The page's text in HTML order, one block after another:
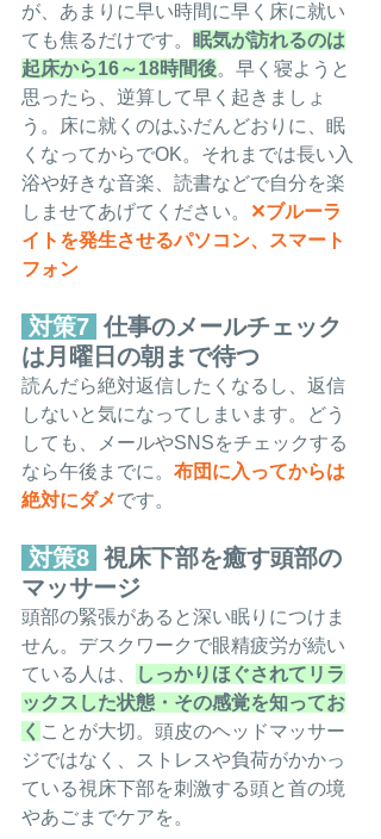
が、あまりに早い時間に早く床に就い
ても焦るだけです。 眠気が訪れるのは
起床から16～18時間後。早く寝ようと
思ったら、逆算して早く起きましょ
う。床に就くのはふだんどおりに、眠
くなってからでOK。それまでは長い入
浴や好きな音楽、読書などで自分を楽
しませてあげてください。
✕ブルーラ
イトを発生させるパソコン、スマート
フォン
対策7 仕事のメールチェック
は月曜日の朝まで待つ
読んだら絶対返信したくなるし、返信
しないと気になってしまいます。どう
しても、メールやSNSをチェックする
なら午後までに。 布団に入ってからは
絶対にダメです。
対策8 視床下部を癒す頭部の
マッサージ
頭部の緊張があると深い眠りにつけま
せん。デスクワークで眼精疲労が続い
ている人は、
しっかりほぐされてリラ
ックスした状態・その感覚を知ってお
く ことが大切。頭皮のヘッドマッサー
ジではなく、ストレスや負荷がかかっ
ている視床下部を刺激する頭と首の境
やあごまでケアを。